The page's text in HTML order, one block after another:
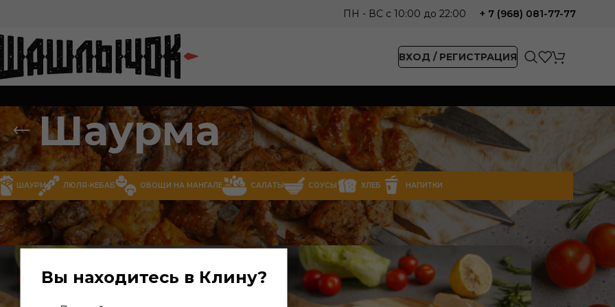
ПН - ВС с 10:00 до 22:00 + 7 (968) 081-77-77
ВХОД / РЕГИСТРАЦИЯ
Шаурма
ШАУРМА ЛЮЛЯ-КЕБАБ ОВОЩИ НА МАНГАЛЕ САЛАТЫ СОУСЫ ХЛЕБ НАПИТКИ
Вы находитесь в Клину?